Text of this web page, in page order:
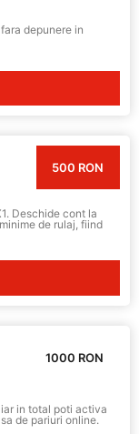
depunere in
500 RON
Deschide cont la
de rulaj, fiind
1000 RON
in total poti activa
de pariuri online.